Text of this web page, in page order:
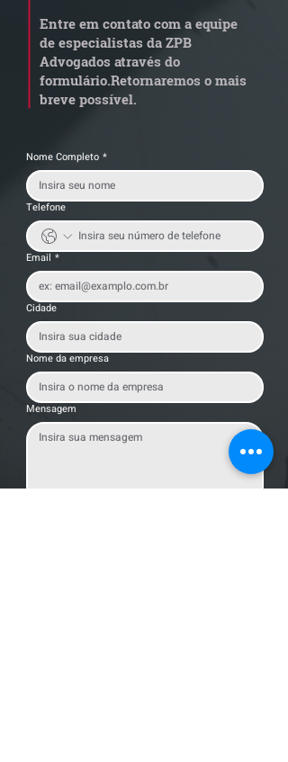
dívida condominial
anterior?
Entre em contato com a equipe
de especialistas da ZPB
Advogados através do
formulário.Retornaremos o mais
breve possível.
Nome Completo *
Telefone
Email *
Cidade
Nome da empresa
Mensagem